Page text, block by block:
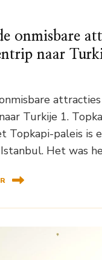
onmisbare
naar
Turkije 1.
Topkapi-paleis is
Het was